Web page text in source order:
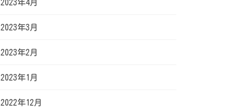
2023年4月
2023年3月
2023年2月
2023年1月
2022年12月